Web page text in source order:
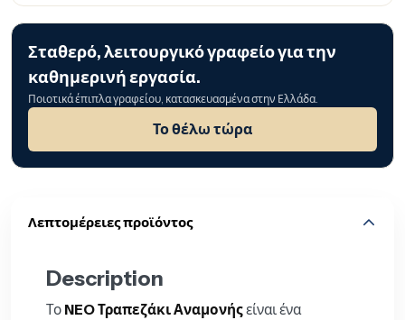
Σταθερό, λειτουργικό γραφείο για την
καθημερινή εργασία.
Ποιοτικά έπιπλα γραφείου, κατασκευασμένα στην Ελλάδα.
Το θέλω τώρα
Λεπτομέρειες προϊόντος
Description
Το NEO Τραπεζάκι Αναμονήςείναι ένα